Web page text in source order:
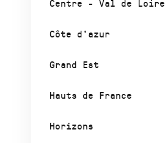
Centre - Val de Loire
Côte d’azur
Grand Est
Hauts de France
Horizons